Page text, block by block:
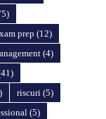
prep (12)
(4)
riscuri (5)
(5)